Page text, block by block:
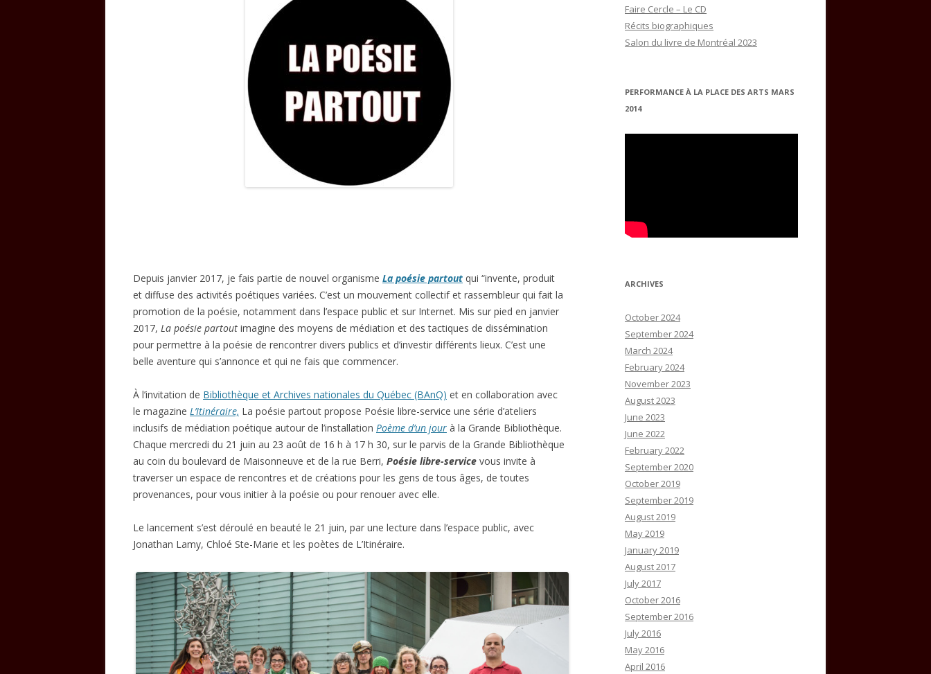
Depuis janvier 2017, je fais partie de nouvel organisme La poésie partout qui “invente, produit
et diffuse des activités poétiques variées. C’est un mouvement collectif et rassembleur qui fait la
promotion de la poésie, notamment dans l’espace public et sur Internet. Mis sur pied en janvier
2017, La poésie partout imagine des moyens de médiation et des tactiques de dissémination
pour permettre à la poésie de rencontrer divers publics et d’investir différents lieux. C’est une
belle aventure qui s’annonce et qui ne fais que commencer.
À l’invitation de Bibliothèque et Archives nationales du Québec (BAnQ) et en collaboration avec
le magazine L’Itinéraire, La poésie partout propose Poésie libre-service une série d’ateliers
inclusifs de médiation poétique autour de l’installation Poème d’un jour à la Grande Bibliothèque.
Chaque mercredi du 21 juin au 23 août de 16 h à 17 h 30, sur le parvis de la Grande Bibliothèque
au coin du boulevard de Maisonneuve et de la rue Berri, Poésie libre-service vous invite à
traverser un espace de rencontres et de créations pour les gens de tous âges, de toutes
provenances, pour vous initier à la poésie ou pour renouer avec elle.
Le lancement s’est déroulé en beauté le 21 juin, par une lecture dans l’espace public, avec
Jonathan Lamy, Chloé Ste-Marie et les poètes de L’Itinéraire.
Faire Cercle – Le CD
Récits biographiques
Salon du livre de Montréal 2023
PERFORMANCE À LA PLACE DES ARTS MARS
2014
ARCHIVES
October 2024
September 2024
March 2024
February 2024
November 2023
August 2023
June 2023
June 2022
February 2022
September 2020
October 2019
September 2019
August 2019
May 2019
January 2019
August 2017
July 2017
October 2016
September 2016
July 2016
May 2016
April 2016